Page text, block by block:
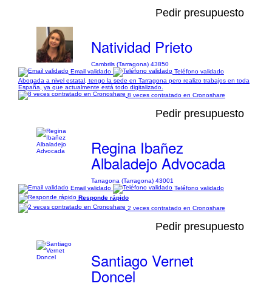
Pedir presupuesto
Natividad Prieto
Cambrils (Tarragona) 43850
Email validado
Teléfono validado
Abogada a nivel estatal, tengo la sede en Tarragona pero realizo trabajos en toda
España, ya que actualmente está todo digitalizado.
8 veces contratado en Cronoshare
Pedir presupuesto
Regina Ibañez
Albaladejo Advocada
Tarragona (Tarragona) 43001
Email validado
Teléfono validado
Responde rápido
2 veces contratado en Cronoshare
Pedir presupuesto
Santiago Vernet
Doncel